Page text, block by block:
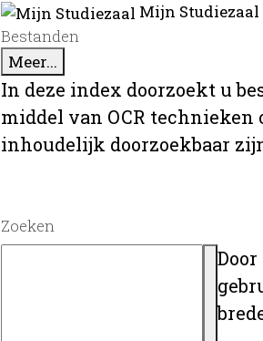
Mijn
Bestanden
Meer...
In deze index doorzoekt u
middel van OCR
inhoudelijk doorzoekbaar
Zoeken